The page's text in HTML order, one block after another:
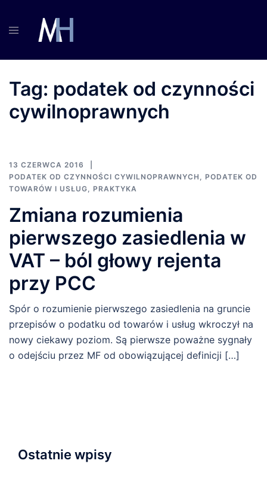
Tag: podatek od czynności
cywilnoprawnych
13 CZERWCA 2016
PODATEK OD CZYNNOŚCI CYWILNOPRAWNYCH , PODATEK OD
TOWARÓW I USŁUG, PRAKTYKA
Zmiana rozumienia
pierwszego zasiedlenia w
VAT – ból głowy rejenta
przy PCC
Spór o rozumienie pierwszego zasiedlenia na gruncie
przepisów o podatku od towarów i usług wkroczył na
nowy ciekawy poziom. Są pierwsze poważne sygnały
o odejściu przez MF od obowiązującej definicji […]
Ostatnie wpisy